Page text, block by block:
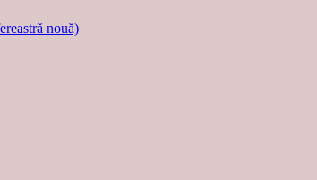
nouă)